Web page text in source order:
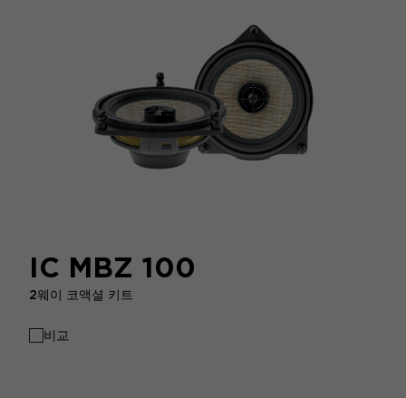
IC MBZ 100
2웨이 코액셜 키트
비교